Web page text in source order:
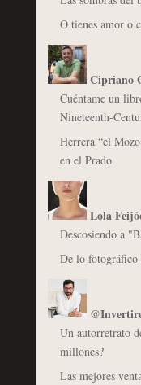
O tienes amor o
Cipriano
Cuéntame un
Nineteenth-
Herrera “el
en el Prado
Lola
Descosiendo a
De lo fotográfico
Un autorretrato
millones?
Las mejores